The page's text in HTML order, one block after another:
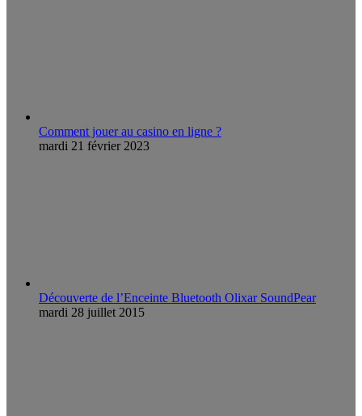
Comment jouer au casino en ligne ?
mardi 21 février 2023
Découverte de l’Enceinte Bluetooth Olixar SoundPear
mardi 28 juillet 2015